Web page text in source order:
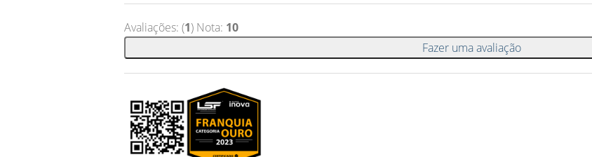
Avaliações: (1) Nota: 10
Fazer uma avaliação